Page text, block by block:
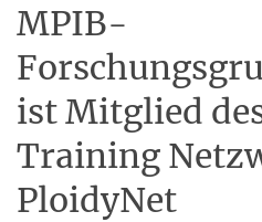
MPIB-
ist Mitglied
Training
PloidyNet